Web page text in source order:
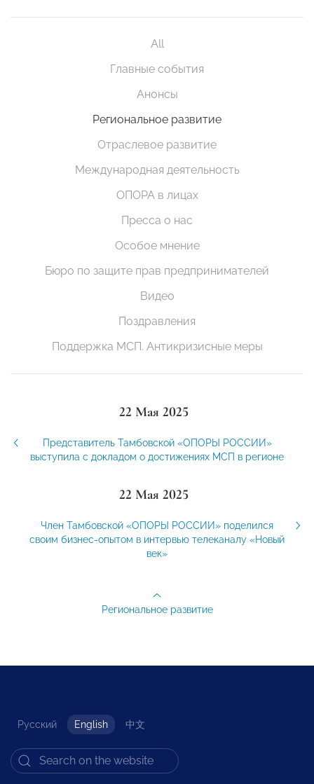
All
Главные события
Анонсы
Региональное развитие
Отраслевое развитие
Международная деятельность
ОПОРА в лицах
Пресса о нас
Особое мнение
Бюро по защите прав предпринимателей
Видео
Поздравления
Поддержка МСП. Антикризисные меры
22 Мая 2025
Представитель Тамбовской «ОПОРЫ РОССИИ»
выступила с докладом о достижениях МСП в регионе
22 Мая 2025
Член Тамбовской «ОПОРЫ РОССИИ» поделился
своим бизнес-опытом в интервью телеканалу «Новый
век»
Региональное развитие
Русский English 中文